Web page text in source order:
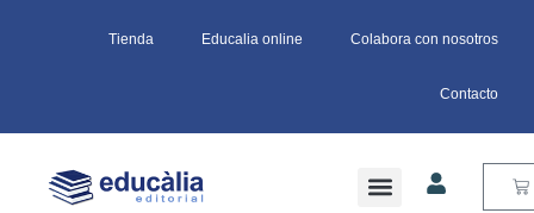
Tienda Educalia online Colabora con nosotros
Contacto